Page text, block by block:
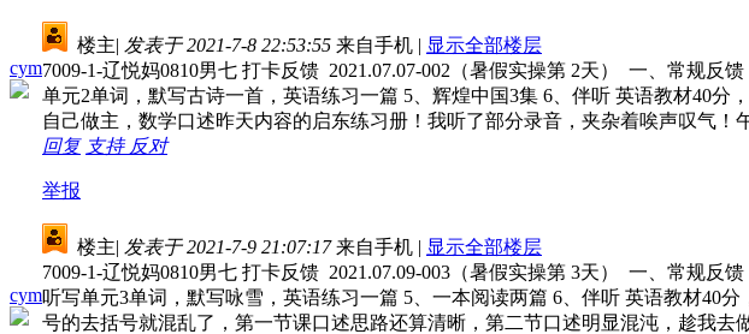
cym
楼主| 发表于 2021-7-8 22:53:55 来自手机 | 显示全部楼层
7009-1-辽悦妈0810男七 打卡反馈 2021.07.07-002（暑假实操第 2天） 一、常规反
单元2单词，默写古诗一首，英语练习一篇 5、辉煌中国3集 6、伴听 英语教材40
自己做主，数学口述昨天内容的启东练习册！我听了部分录音，夹杂着唉声叹气！
回复 支持 反对
举报
cym
楼主| 发表于 2021-7-9 21:07:17 来自手机 | 显示全部楼层
7009-1-辽悦妈0810男七 打卡反馈 2021.07.09-003（暑假实操第 3天） 一、常规反
听写单元3单词，默写咏雪，英语练习一篇 5、一本阅读两篇 6、伴听 英语教材40
号的去括号就混乱了，第一节课口述思路还算清晰，第二节口述明显混沌，趁我